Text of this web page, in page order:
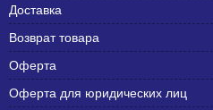
Доставка
Возврат товара
Оферта
Оферта для юридических лиц